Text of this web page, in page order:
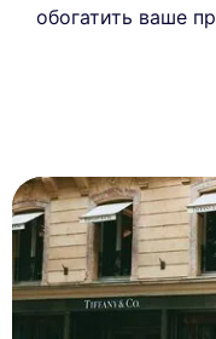
обогатить ваше